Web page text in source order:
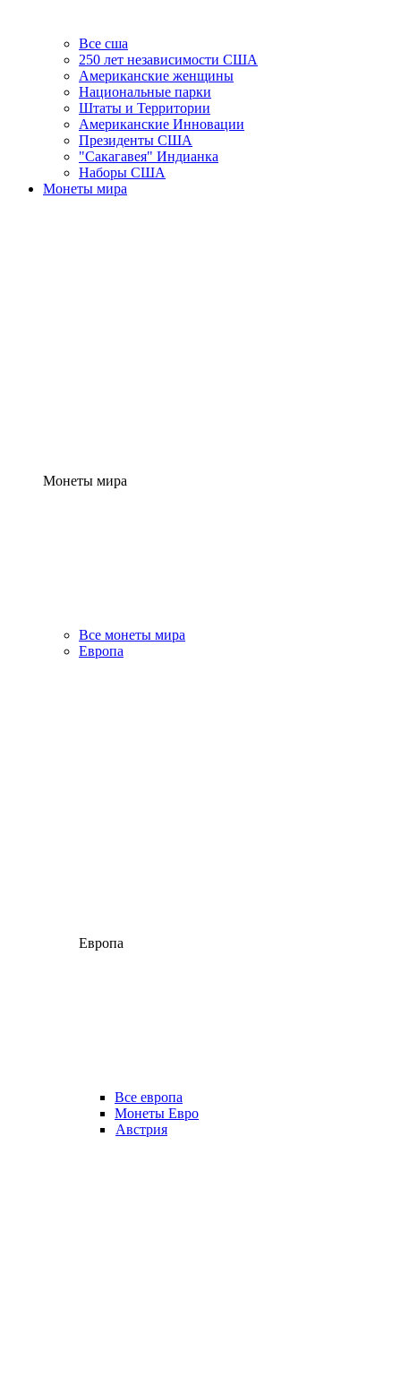
Все сша
250 лет независимости США
Американские женщины
Национальные парки
Штаты и Территории
Американские Инновации
Президенты США
"Сакагавея" Индианка
Наборы США
Монеты мира
Монеты мира
Все монеты мира
Европа
Европа
Все европа
Монеты Евро
Австрия